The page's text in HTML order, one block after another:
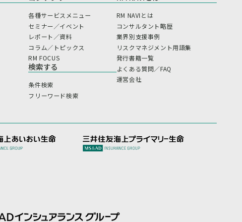
各種サービスメニュー
セミナー／イベント
レポート／資料
コラム／トピックス
RM FOCUS
検索する
条件検索
フリーワード検索
RM NAVIとは
コンサルタント略歴
業界別支援事例
リスクマネジメント用語集
発行書籍一覧
よくある質問／FAQ
運営会社